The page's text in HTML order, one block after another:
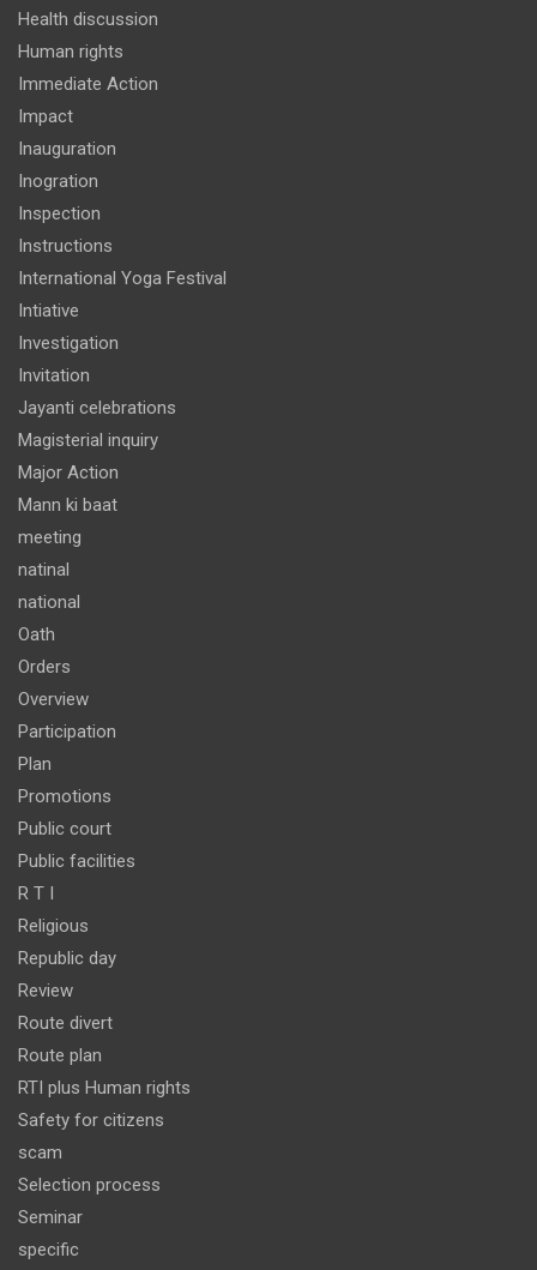
Health discussion
Human rights
Immediate Action
Impact
Inauguration
Inogration
Inspection
Instructions
International Yoga Festival
Intiative
Investigation
Invitation
Jayanti celebrations
Magisterial inquiry
Major Action
Mann ki baat
meeting
natinal
national
Oath
Orders
Overview
Participation
Plan
Promotions
Public court
Public facilities
R T I
Religious
Republic day
Review
Route divert
Route plan
RTI plus Human rights
Safety for citizens
scam
Selection process
Seminar
specific